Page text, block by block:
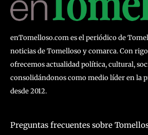
enTomelloso.com es el periódico de
noticias de Tomelloso y comarca. Con
ofrecemos actualidad política, cultural,
consolidándonos como medio líder en la
desde 2012.
Preguntas frecuentes sobre